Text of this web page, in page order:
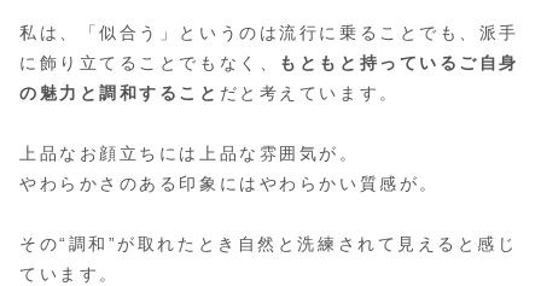
私は、「似合う」というのは流行に乗ることでも、派手
に飾り立てることでもなく、
もともと持っているご自身
の魅力と調和すること だと考えています。
上品なお顔立ちには上品な雰囲気が。
やわらかさのある印象にはやわらかい質感が。
その“調和”が取れたとき自然と洗練されて見えると感じ
ています。